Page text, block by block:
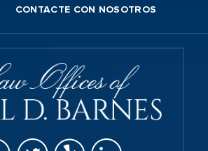
CONTACTE CON NOSOTROS